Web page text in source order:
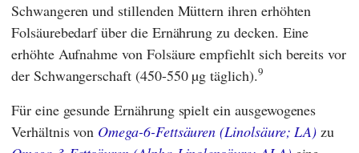
Schwangeren und stillenden Müttern ihren erhöhten
Folsäurebedarf über die Ernährung zu decken. Eine
erhöhte Aufnahme von Folsäure empfiehlt sich bereits vor
der Schwangerschaft (450-550 µg täglich).9
Für eine gesunde Ernährung spielt ein ausgewogenes
Verhältnis von Omega-6-Fettsäuren (Linolsäure; LA) zu